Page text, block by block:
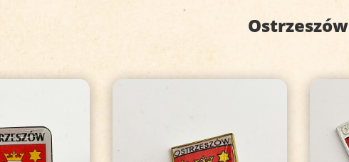
Ostrzeszów